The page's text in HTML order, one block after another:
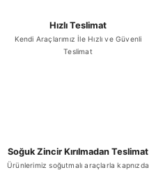
Hızlı Teslimat
Kendi Araçlarımız İle Hızlı ve Güvenli
Teslimat
Soğuk Zincir Kırılmadan Teslimat
Ürünlerimiz soğutmalı araçlarla kapnızda